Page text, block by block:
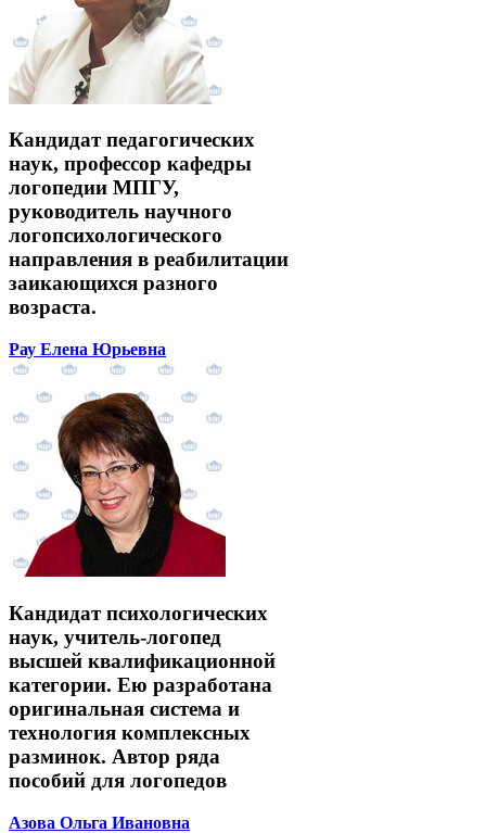
Кандидат педагогических
наук, профессор кафедры
логопедии МПГУ,
руководитель научного
логопсихологического
направления в реабилитации
заикающихся разного
возраста.
Рау Елена Юрьевна
Кандидат психологических
наук, учитель-логопед
высшей квалификационной
категории. Ею разработана
оригинальная система и
технология комплексных
разминок. Автор ряда
пособий для логопедов
Азова Ольга Ивановна